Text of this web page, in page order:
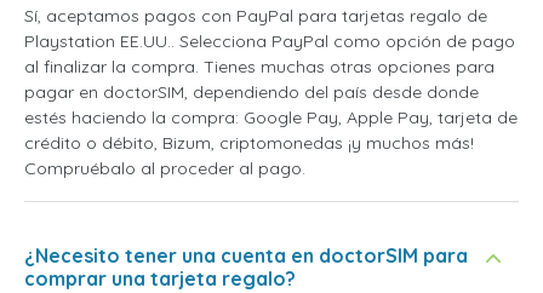
Sí, aceptamos pagos con PayPal para tarjetas regalo de
Playstation EE.UU.. Selecciona PayPal como opción de pago
al finalizar la compra. Tienes muchas otras opciones para
pagar en doctorSIM, dependiendo del país desde donde
estés haciendo la compra: Google Pay, Apple Pay, tarjeta de
crédito o débito, Bizum, criptomonedas ¡y muchos más!
Compruébalo al proceder al pago.
¿Necesito tener una cuenta en doctorSIM para
comprar una tarjeta regalo?